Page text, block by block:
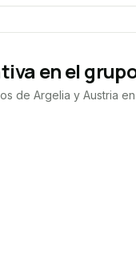
en el
de Argelia y Austria